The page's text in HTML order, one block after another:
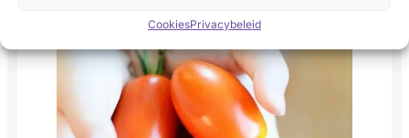
CookiesPrivacybeleid